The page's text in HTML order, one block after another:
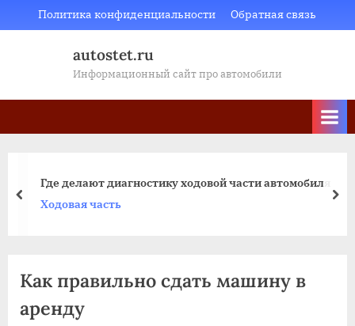
to
Политика конфиденциальности Обратная связь
autostet.ru
Информационный сайт про автомобили
Где делают диагностику ходовой части автомобиля
Ходовая часть
пред
Как правильно сдать машину в
аренду